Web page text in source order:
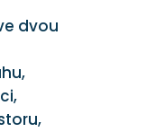
dvou